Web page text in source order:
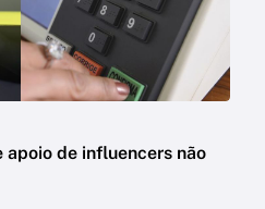
de influencers não